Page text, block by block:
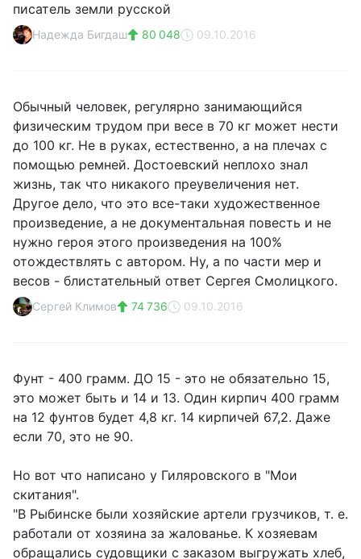
писатель земли русской
Надежда Бигдаш 80 048 09.10.2016
Обычный человек, регулярно занимающийся
физическим трудом при весе в 70 кг может нести
до 100 кг. Не в руках, естественно, а на плечах с
помощью ремней. Достоевский неплохо знал
жизнь, так что никакого преувеличения нет.
Другое дело, что это все-таки художественное
произведение, а не документальная повесть и не
нужно героя этого произведения на 100%
отождествлять с автором. Ну, а по части мер и
весов - блистательный ответ Сергея Смолицкого.
Сергей Климов 74 736 09.10.2016
Фунт - 400 грамм. ДО 15 - это не обязательно 15,
это может быть и 14 и 13. Один кирпич 400 грамм
на 12 фунтов будет 4,8 кг. 14 кирпичей 67,2. Даже
если 70, это не 90.
Но вот что написано у Гиляровского в "Мои
скитания".
"В Рыбинске были хозяйские артели грузчиков, т. е.
работали от хозяина за жалованье. К хозяевам
обращались судовщики с заказом выгружать хлеб,